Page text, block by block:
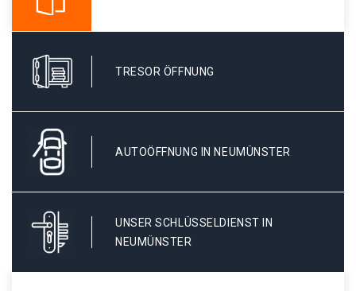
TRESOR ÖFFNUNG
AUTOÖFFNUNG IN NEUMÜNSTER
UNSER SCHLÜSSELDIENST IN
NEUMÜNSTER